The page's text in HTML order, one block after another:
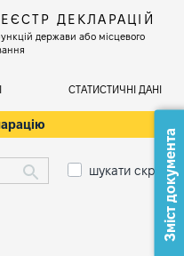
ДЕКЛАРАЦІЙ
держави або місцевого
СТАТИСТИЧНІ ДАНІ
шукати скрізьЗміст документа